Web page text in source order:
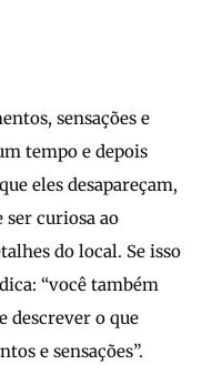
sensações e
tempo e depois
eles desapareçam,
ser curiosa ao
do local. Se isso
“você também
descrever o que
e sensações”.